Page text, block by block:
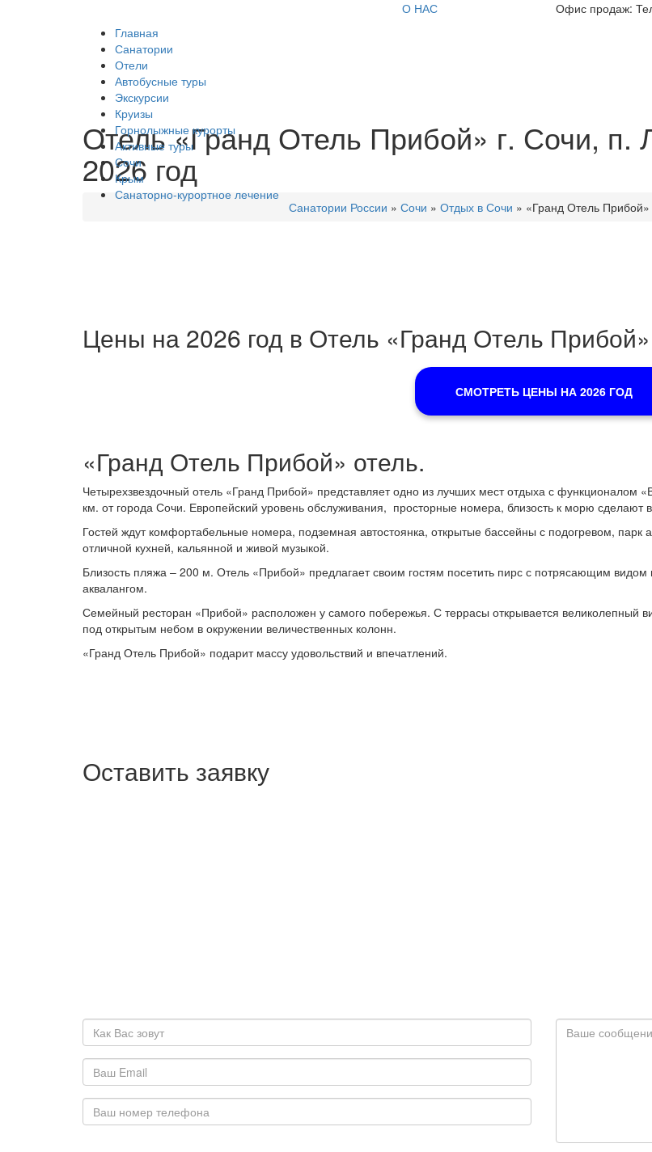
О НАС
Офис продаж:
Главная
Санатории
Отели
Автобусные туры
Экскурсии
Круизы
Горнолыжные курорты
Активные туры
Сочи
Крым
Санаторно-курортное лечение
Отель «Гранд Отель Прибой» г. Сочи, п.
2026 год
Санатории России » Сочи » Отдых в Сочи » «Гранд Отель Прибой»
Цены на 2026 год в Отель «Гранд Отель
СМОТРЕТЬ ЦЕНЫ НА 2026 ГОД
«Гранд Отель Прибой» отель.
Четырехзвездочный отель «Гранд Прибой» представляет одно из лучших мест отдыха с функционалом
км. от города Сочи. Европейский уровень обслуживания, просторные номера, близость к морю
Гостей ждут комфортабельные номера, подземная автостоянка, открытые бассейны с подогревом, парк
отличной кухней, кальянной и живой музыкой.
Близость пляжа – 200 м. Отель «Прибой» предлагает своим гостям посетить пирс с потрясающим
аквалангом.
Семейный ресторан «Прибой» расположен у самого побережья. С террасы открывается великолепный
под открытым небом в окружении величественных колонн.
«Гранд Отель Прибой» подарит массу удовольствий и впечатлений.
Оставить заявку